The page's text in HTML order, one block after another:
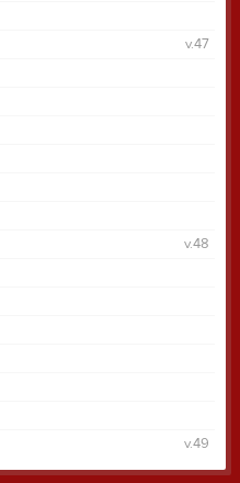
v.47
v.48
v.49